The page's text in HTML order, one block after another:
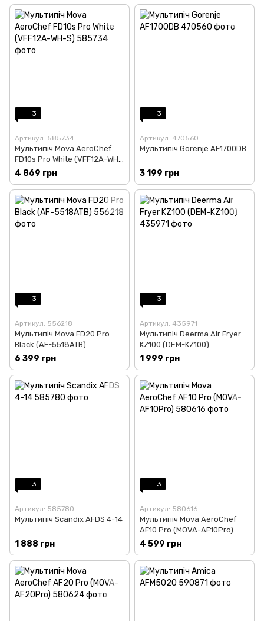
3
Артикул: 585734
Мультипіч Mova AeroChef
FD10s Pro White (VFF12A-WH-
S)
4 869 грн
3
Артикул: 470560
Мультипiч Gorenje AF1700DB
3 199 грн
3
Артикул: 556218
Мультипіч Mova FD20 Pro
Black (AF-5518ATB)
6 399 грн
3
Артикул: 435971
Мультипіч Deerma Air Fryer
KZ100 (DEM-KZ100)
1 999 грн
3
Артикул: 585780
Мультипіч Scandix AFDS 4-14
1 888 грн
3
Артикул: 580616
Мультипіч Mova AeroChef
AF10 Pro (MOVA-AF10Pro)
4 599 грн